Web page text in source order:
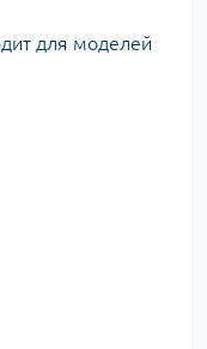
для моделей